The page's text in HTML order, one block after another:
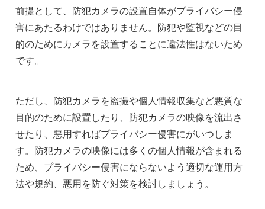
前提として、防犯カメラの設置自体がプライバシー侵
害にあたるわけではありません。防犯や監視などの目
的のためにカメラを設置することに違法性はないため
です。
ただし、防犯カメラを盗撮や個人情報収集など悪質な
目的のために設置したり、防犯カメラの映像を流出さ
せたり、悪用すればプライバシー侵害にがいつしま
す。防犯カメラの映像には多くの個人情報が含まれる
ため、プライバシー侵害にならないよう適切な運用方
法や規約、悪用を防ぐ対策を検討しましょう。